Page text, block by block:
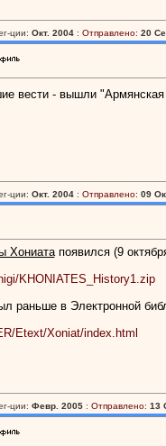
ции: Окт. 2004: Отправлено: 20
вести - вышли
ции: Окт. 2004: Отправлено: 09
Хониатапоявился (9
KHONIATES_History1.zip
раньше в Электронной
Etext/Xoniat/index.html
ции: Февр. 2005: Отправлено: 13